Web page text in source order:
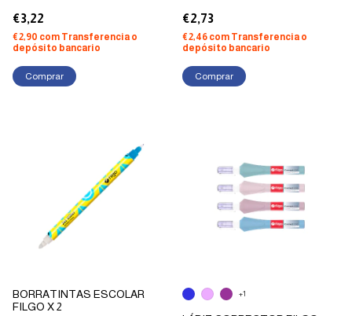
€3,22
€2,90 com Transferencia o
depósito bancario
Comprar
€2,73
€2,46 com Transferencia o
depósito bancario
Comprar
BORRATINTAS ESCOLAR
FILGO X 2
+1